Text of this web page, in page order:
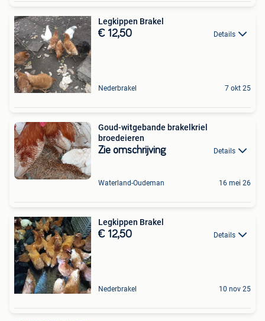
Legkippen Brakel
€ 12,50 Details
Nederbrakel 7 okt 25
Goud-witgebande brakelkriel
broedeieren
Zie omschrijving Details
Waterland-Oudeman 16 mei 26
Legkippen Brakel
€ 12,50 Details
Nederbrakel 10 nov 25